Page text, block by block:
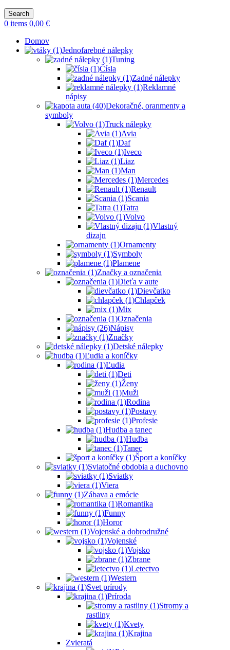
Search
0 items 0,00 €
Domov
Jednofarebné nálepky
Tuning
Čísla
Zadné nálepky
Reklamné
nápisy
Dekoračné, oranmenty a
symboly
Truck nálepky
Avia
Daf
Iveco
Liaz
Man
Mercedes
Renault
Scania
Tatra
Volvo
Vlastný
dizajn
Ornamenty
Symboly
Plamene
Značky a označenia
Dieťa v aute
Dievčatko
Chlapček
Mix
Označenia
Nápisy
Značky
Detské nálepky
Ľudia a koníčky
Ľudia
Deti
Ženy
Muži
Rodina
Postavy
Profesie
Hudba a tanec
Hudba
Tanec
Šport a koníčky
Sviatočné obdobia a duchovno
Sviatky
Viera
Zábava a emócie
Romantika
Funny
Horor
Vojenské a dobrodružné
Vojenské
Vojsko
Zbrane
Letectvo
Western
Svet prírody
Príroda
Stromy a
rastliny
Kvety
Krajina
Zvieratá